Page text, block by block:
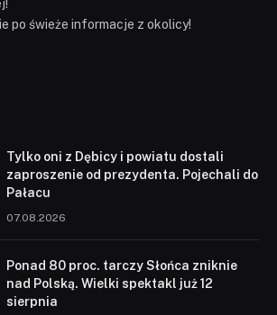
po świeże informacje z okolicy!
Tylko oni z Dębicy i powiatu dostali
zaproszenie od prezydenta. Pojechali do
Pałacu
07.08.2026
Ponad 80 proc. tarczy Słońca zniknie
nad Polską. Wielki spektakl już 12
sierpnia